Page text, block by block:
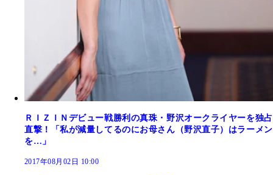
ＲＩＺＩＮデビュー戦勝利の真珠・野沢オークライヤーを独占
直撃！「私が減量してるのにお母さん（野沢直子）はラーメン
を…」
2017年08月02日 10:00